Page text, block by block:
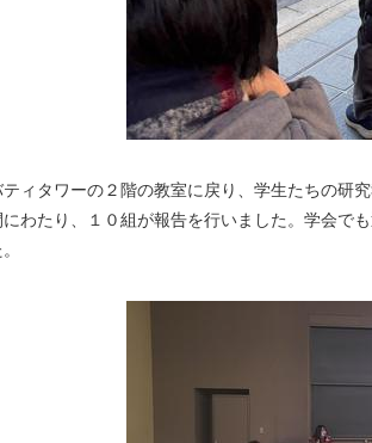
ィタワーの２階の教室に戻り、学生たちの研
わたり、１０組が報告を行いました。学会で